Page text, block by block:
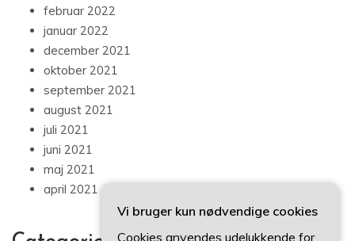
februar 2022
januar 2022
december 2021
oktober 2021
september 2021
august 2021
juli 2021
juni 2021
maj 2021
april 2021
Vi bruger kun nødvendige cookies
Cookies anvendes udelukkende for